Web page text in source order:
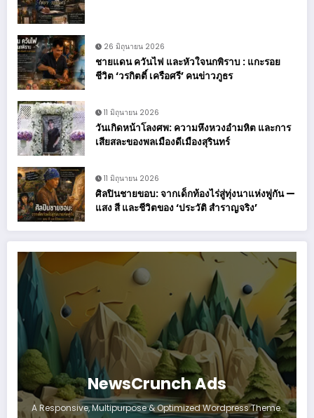
26 มิถุนายน 2026
ชายแดน ควันไฟ และหัวใจนกพิราบ : แกะรอย
ชีวิต ‘วรกิตติ์ เครือศรี’ คนข่าวภูธร
11 มิถุนายน 2026
วันเกิดหน้าโลงศพ: ความหึงหวงอำมหิต และการ
เสียสละของพลเมืองดีเมืองสุรินทร์
11 มิถุนายน 2026
ศิลปินชายขอบ: จากเด็กท้องไร่สู่ทุ่งนาแห่งพู่กัน —
แสง สี และชีวิตของ ‘ประวัติ สำราญจริง’
NewsCrunch Ads
A Responsive, Multipurpose & Optimized Wordpress Theme.